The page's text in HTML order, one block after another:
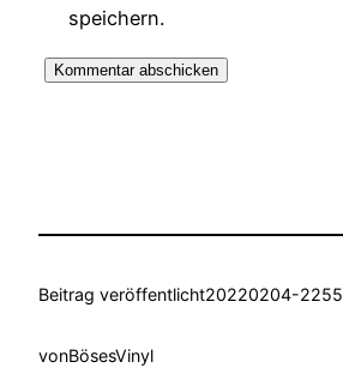
speichern.
Beitrag veröffentlicht20220204-2255
vonBösesVinyl